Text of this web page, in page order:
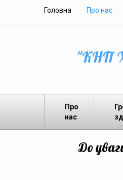
Головна Про нас
"КНП
Про
нас
До